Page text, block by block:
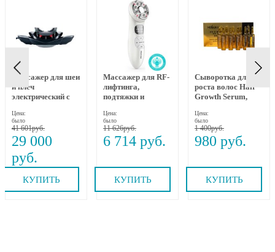
Массажер для шеи
и плеч
электрический с
вытяжением и
прогревом MEDI
NECK MYTREX
Цена:
было
41 601
29 000
КУПИТЬ
Массажер для RF-
лифтинга,
подтяжки и
RF-1607, Gezatone
Цена:
было
11 626
6 714
КУПИТЬ
Сыворотка для
роста волос Hair
Growth Serum,
Цена:
было
1 400
980
КУПИТЬ